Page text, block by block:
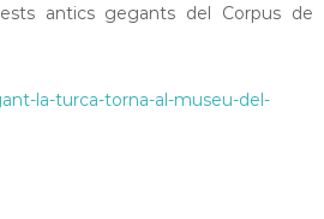
antics gegants del Corpus de
la-turca-torna-al-museu-del-